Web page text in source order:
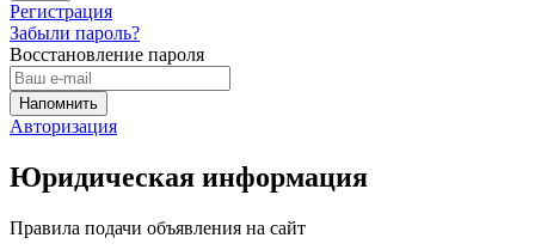
Регистрация
Забыли пароль?
Восстановление пароля
Авторизация
Юридическая информация
Правила подачи объявления на сайт